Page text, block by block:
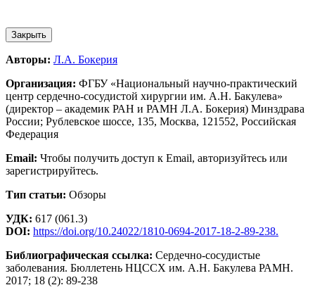
Закрыть
Авторы: Л.А. Бокерия
Организация: ФГБУ «Национальный научно-практический
центр сердечно-сосудистой хирургии им. А.Н. Бакулева»
(директор – академик РАН и РАМН Л.А. Бокерия) Минздрава
России; Рублевское шоссе, 135, Москва, 121552, Российская
Федерация
Email: Чтобы получить доступ к Email, авторизуйтесь или
зарегистрируйтесь.
Тип статьи: Обзоры
УДК: 617 (061.3)
DOI: https://doi.org/10.24022/1810-0694-2017-18-2-89-238.
Библиографическая ссылка: Сердечно-сосудистые
заболевания. Бюллетень НЦССХ им. А.Н. Бакулева РАМН.
2017; 18 (2): 89-238